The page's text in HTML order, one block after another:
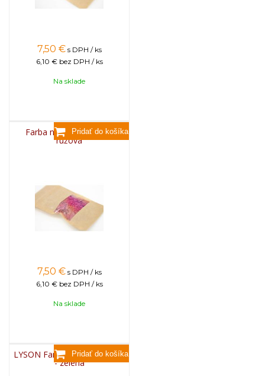
7,50 € s DPH / ks
6,10 € bez DPH / ks
Na sklade
Farba na sviečky, 25g -
ružová
7,50 € s DPH / ks
6,10 € bez DPH / ks
Na sklade
LYSON Farba na sviečky, 25g
- zelená